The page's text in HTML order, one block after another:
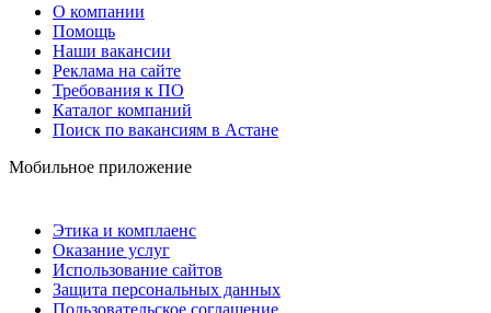
О компании
Помощь
Наши вакансии
Реклама на сайте
Требования к ПО
Каталог компаний
Поиск по вакансиям в Астане
Мобильное приложение
Этика и комплаенс
Оказание услуг
Использование сайтов
Защита персональных данных
Пользовательское соглашение